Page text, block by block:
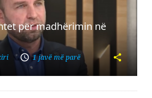
për madhërimin në
1 javë më parë